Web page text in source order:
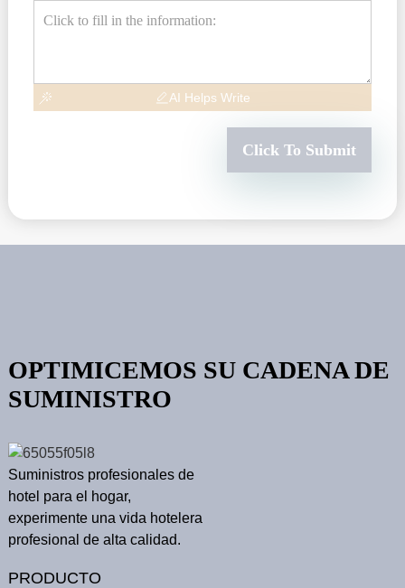
AI Helps Write
Click To Submit
OPTIMICEMOS SU CADENA DE
SUMINISTRO
Suministros profesionales de
hotel para el hogar,
experimente una vida hotelera
profesional de alta calidad.
PRODUCTO